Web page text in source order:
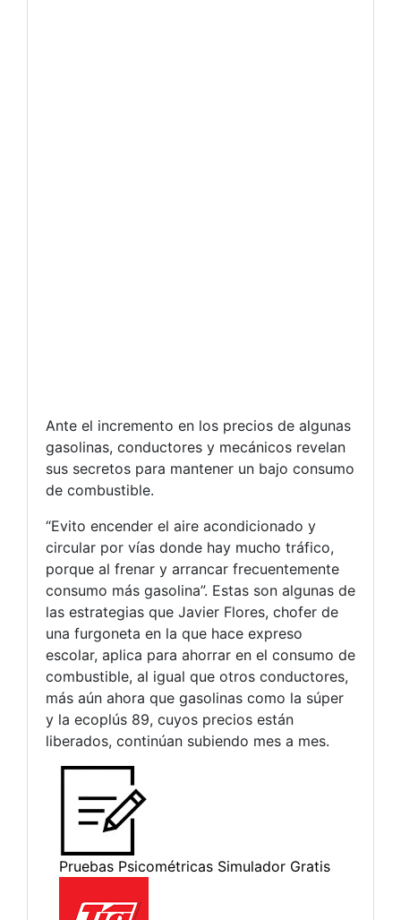
Ante el incremento en los precios de algunas
gasolinas, conductores y mecánicos revelan
sus secretos para mantener un bajo consumo
de combustible.
“Evito encender el aire acondicionado y
circular por vías donde hay mucho tráfico,
porque al frenar y arrancar frecuentemente
consumo más gasolina”. Estas son algunas de
las estrategias que Javier Flores, chofer de
una furgoneta en la que hace expreso
escolar, aplica para ahorrar en el consumo de
combustible, al igual que otros conductores,
más aún ahora que gasolinas como la súper
y la ecoplús 89, cuyos precios están
liberados, continúan subiendo mes a mes.